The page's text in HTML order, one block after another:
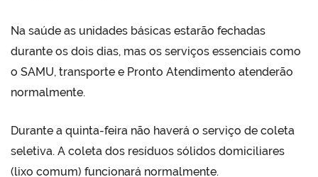
Na saúde as unidades básicas estarão fechadas
durante os dois dias, mas os serviços essenciais como
o SAMU, transporte e Pronto Atendimento atenderão
normalmente.
Durante a quinta-feira não haverá o serviço de coleta
seletiva. A coleta dos resíduos sólidos domiciliares
(lixo comum) funcionará normalmente.